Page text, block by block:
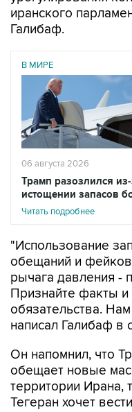
иранского
Галибаф.
В МИРЕ
06 августа 2026
Трамп разозлился
истощении запасов
Читать подробнее
"Использование
обещаний и
рычага давления -
Признайте факты
обязательства.
написал Галибаф в
Он напомнил, что
обещает новые
территории Ирана,
Тегеран хочет